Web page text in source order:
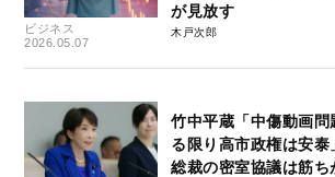
ビジネス
2026.05.07
が見放す
木戸次郎
竹中平蔵「中傷動画
る限り高市政権は安
総裁の密室協議は筋ち